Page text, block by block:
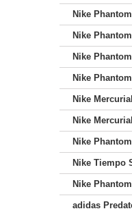
Nike
Nike
Nike
Nike
Nike
Nike
Nike
Nike Tiempo
Nike
adidas